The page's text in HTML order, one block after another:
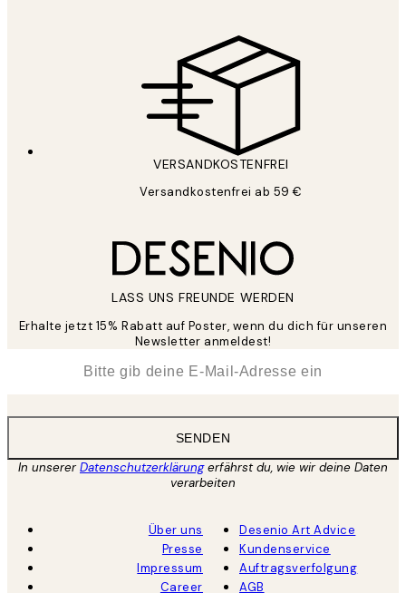
VERSANDKOSTENFREI
Versandkostenfrei ab 59 €
LASS UNS FREUNDE WERDEN
Erhalte jetzt 15% Rabatt auf Poster, wenn du dich für unseren
Newsletter anmeldest!
SENDEN
In unsererDatenschutzerklärungerfährst du, wie wir deine Daten
verarbeiten
Über uns
Presse
Impressum
Career
Desenio Art Advice
Kundenservice
Auftragsverfolgung
AGB